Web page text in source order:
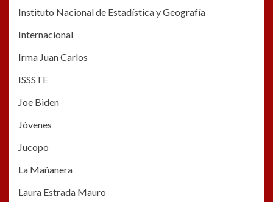
Instituto Nacional de Estadística y Geografía
Internacional
Irma Juan Carlos
ISSSTE
Joe Biden
Jóvenes
Jucopo
La Mañanera
Laura Estrada Mauro